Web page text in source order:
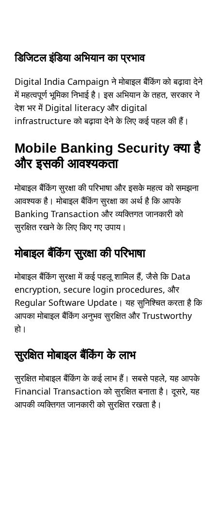
डिजिटल इंडिया अभियान का प्रभाव
Digital India Campaign ने मोबाइल बैंकिंग को बढ़ावा देने
में महत्वपूर्ण भूमिका निभाई है। इस अभियान के तहत, सरकार ने
देश भर में Digital literacy और digital
infrastructure को बढ़ावा देने के लिए कई पहल की हैं।
Mobile Banking Security क्या है
और इसकी आवश्यकता
मोबाइल बैंकिंग सुरक्षा की परिभाषा और इसके महत्व को समझना
आवश्यक है। मोबाइल बैंकिंग सुरक्षा का अर्थ है कि आपके
Banking Transaction और व्यक्तिगत जानकारी को
सुरक्षित रखने के लिए किए गए उपाय।
मोबाइल बैंकिंग सुरक्षा की परिभाषा
मोबाइल बैंकिंग सुरक्षा में कई पहलू शामिल हैं, जैसे कि Data
encryption, secure login procedures, और
Regular Software Update। यह सुनिश्चित करता है कि
आपका मोबाइल बैंकिंग अनुभव सुरक्षित और Trustworthy
हो।
सुरक्षित मोबाइल बैंकिंग के लाभ
सुरक्षित मोबाइल बैंकिंग के कई लाभ हैं। सबसे पहले, यह आपके
Financial Transaction को सुरक्षित बनाता है। दूसरे, यह
आपकी व्यक्तिगत जानकारी को सुरक्षित रखता है।